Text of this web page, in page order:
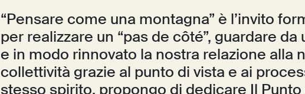
“Pensare come una montagna” è l’invito
per realizzare un “pas de côté”, guardare da
e in modo rinnovato la nostra relazione alla
collettività grazie al punto di vista e ai
stesso spirito, propongo di dedicare Il